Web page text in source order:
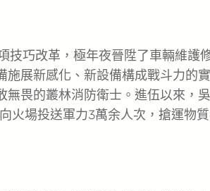
巧改革，極年夜晉陞了車輛維護
展新感化、新設備構成戰斗力的
無畏的叢林消防衛士。進伍以來，
火場投送軍力3萬余人次，搶運物